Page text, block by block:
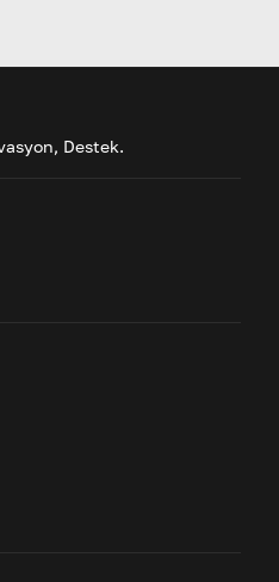
Destek.